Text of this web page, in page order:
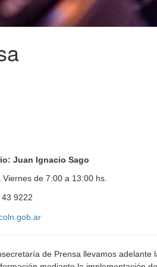
Juan Ignacio Sago
de 7:00 a 13:00 hs.
9222
de Prensa llevamos